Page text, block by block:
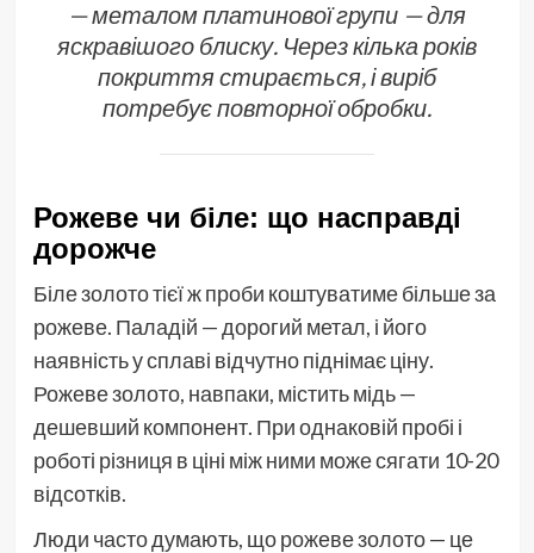
— металом платинової групи — для
яскравішого блиску. Через кілька років
покриття стирається, і виріб
потребує повторної обробки.
Рожеве чи біле: що насправді
дорожче
Біле золото тієї ж проби коштуватиме більше за
рожеве. Паладій — дорогий метал, і його
наявність у сплаві відчутно піднімає ціну.
Рожеве золото, навпаки, містить мідь —
дешевший компонент. При однаковій пробі і
роботі різниця в ціні між ними може сягати 10-20
відсотків.
Люди часто думають, що рожеве золото — це